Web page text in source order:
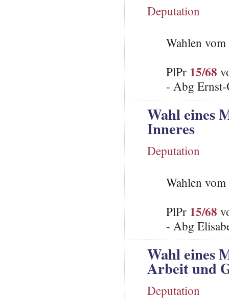
Deputation
Wahlen
PlPr 15/68
- Abg
Wahl eines
Inneres
Deputation
Wahlen
PlPr 15/68
- Abg
Wahl eines
Arbeit und
Deputation